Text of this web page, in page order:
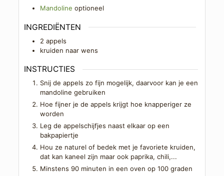
Mandoline optioneel
INGREDIËNTEN
2 appels
kruiden naar wens
INSTRUCTIES
Snij de appels zo fijn mogelijk, daarvoor kan je een
mandoline gebruiken
Hoe fijner je de appels krijgt hoe knapperiger ze
worden
Leg de appelschijfjes naast elkaar op een
bakpapiertje
Hou ze naturel of bedek met je favoriete kruiden,
dat kan kaneel zijn maar ook paprika, chili,...
Minstens 90 minuten in een oven op 100 graden